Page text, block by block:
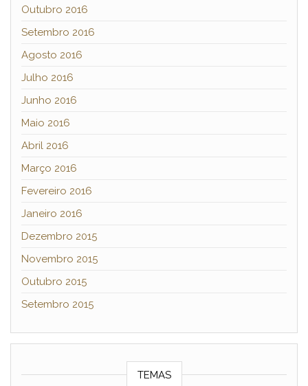
Outubro 2016
Setembro 2016
Agosto 2016
Julho 2016
Junho 2016
Maio 2016
Abril 2016
Março 2016
Fevereiro 2016
Janeiro 2016
Dezembro 2015
Novembro 2015
Outubro 2015
Setembro 2015
TEMAS